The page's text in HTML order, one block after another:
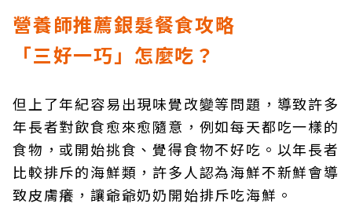
營養師推薦銀髮餐食攻略
「三好一巧」怎麼吃？
但上了年紀容易出現味覺改變等問題，導致許多
年長者對飲食愈來愈隨意，例如每天都吃一樣的
食物，或開始挑食、覺得食物不好吃。以年長者
比較排斥的海鮮類，許多人認為海鮮不新鮮會導
致皮膚癢，讓爺爺奶奶開始排斥吃海鮮。